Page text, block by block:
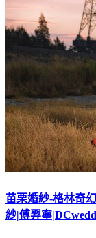
苗栗婚紗-格林奇
紗|傅羿寧